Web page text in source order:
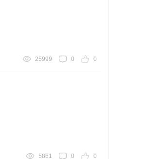
25999 0 0
5861 0 0